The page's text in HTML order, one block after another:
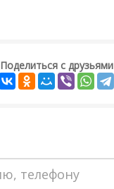
Поделиться с друзьями